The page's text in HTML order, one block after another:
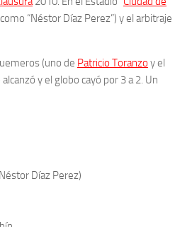
“Néstor Díaz Perez”) y el arbitraje
(uno de Patricio Toranzo y el
alcanzó y el globo cayó por 3 a 2. Un
Díaz Perez)